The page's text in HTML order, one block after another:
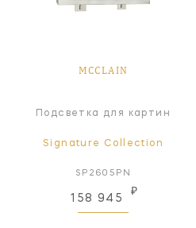
MCCLAIN
Подсветка для картин
Signature Collection
SP2605PN
158 945
₽